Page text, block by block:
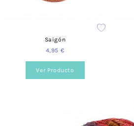
¿Puedo elegir el color del producto?
encontrarás distintos formatos de
¿Realizáis envíos gratuitos?
Saigón
4,95 €
Ver Producto